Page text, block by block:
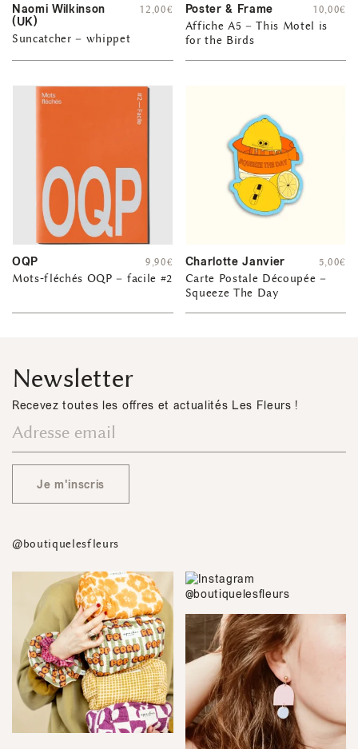
Naomi Wilkinson
(UK)
Suncatcher – whippet
12,00€ Poster & Frame
Affiche A5 – This Motel is
for the Birds
10,00€
OQP
Mots-fléchés OQP – facile #2
9,90€ Charlotte Janvier
Carte Postale Découpée –
Squeeze The Day
5,00€
Newsletter
Recevez toutes les offres et actualités Les Fleurs !
Je m'inscris
@boutiquelesfleurs